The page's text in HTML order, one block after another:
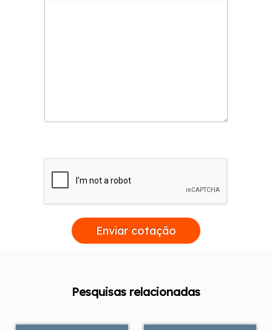
Enviar cotação
Pesquisas relacionadas